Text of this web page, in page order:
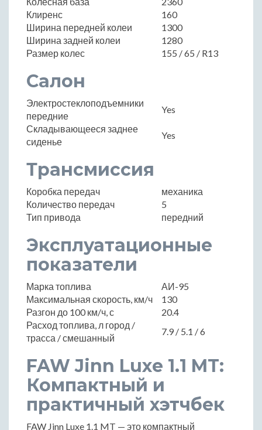
Клиренс
160
Ширина передней колеи
1300
Ширина задней колеи
1280
Размер колес
155 / 65 / R13
Салон
Электростеклоподъемники
передние
Yes
Складывающееся заднее
сиденье
Yes
Трансмиссия
Коробка передач
механика
Количество передач
5
Тип привода
передний
Эксплуатационные
показатели
Марка топлива
АИ-95
Максимальная скорость, км/ч
130
Разгон до 100 км/ч, с
20.4
Расход топлива, л город /
трасса / смешанный
7.9 / 5.1 / 6
FAW Jinn Luxe 1.1 MT:
Компактный и
практичный хэтчбек
FAW Jinn Luxe 1.1 MT — это компактный